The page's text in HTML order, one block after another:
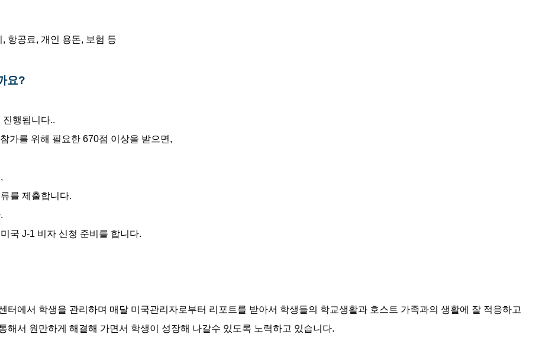
항공료, 개인 용돈, 보험 등
요?
행됩니다..
가를 위해 필요한 670점 이상을 받으면,
를 제출합니다.
국 J-1 비자 신청 준비를 합니다.
터에서 학생을 관리하며 매달 미국관리자로부터 리포트를 받아서 학생들의 학교생활과 호스트 가족과의 생활에 잘 적응하고
해서 원만하게 해결해 가면서 학생이 성장해 나갈수 있도록 노력하고 있습니다.